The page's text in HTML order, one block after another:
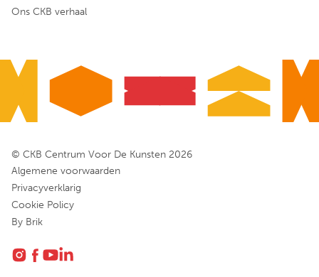
Ons CKB verhaal
© CKB Centrum Voor De Kunsten 2026
Algemene voorwaarden
Privacyverklarig
Cookie Policy
By Brik